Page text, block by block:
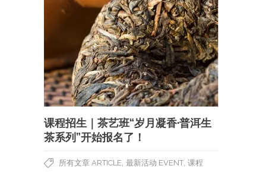
课程招生｜茶艺班“岁月凝香·普洱生
茶系列”开始报名了！
所有文章 ARTICLE, 最新活动 EVENT, 课程